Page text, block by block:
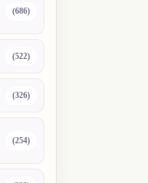
(686)
(522)
(326)
(254)